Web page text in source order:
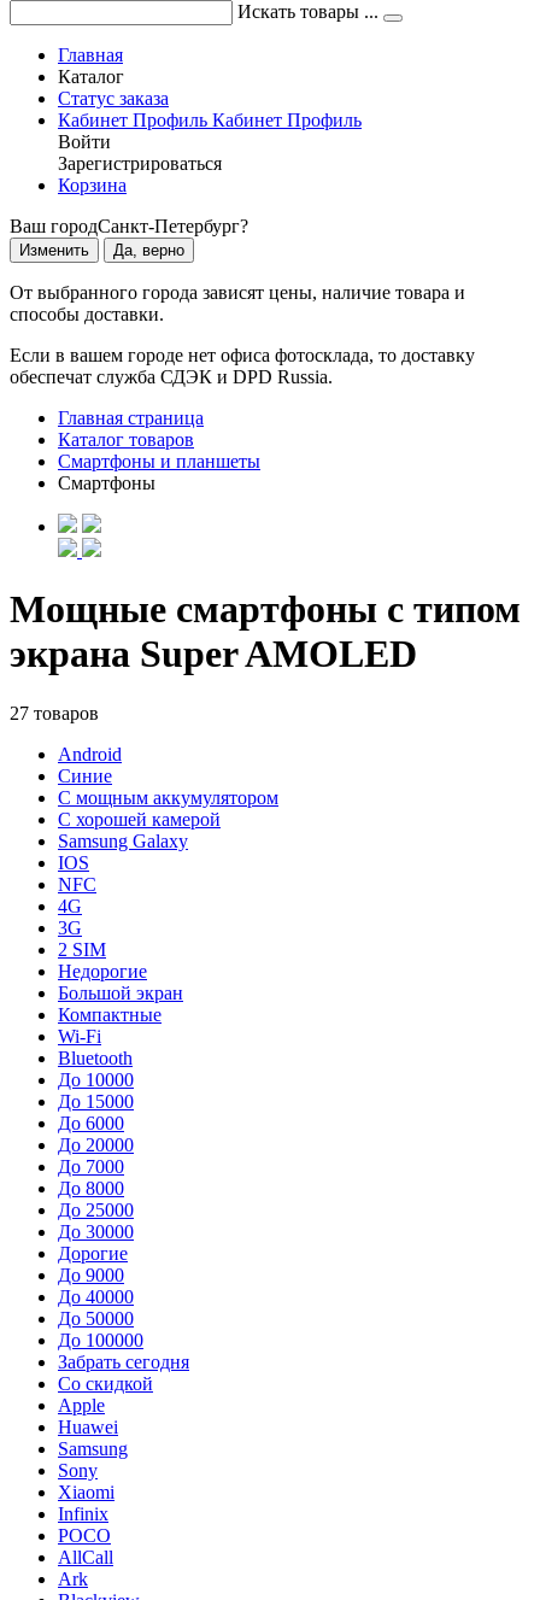
Искать товары ...
Главная
Каталог
Статус заказа
Кабинет Профиль Кабинет Профиль
Войти
Зарегистрироваться
Корзина
Ваш городСанкт-Петербург?
Изменить Да, верно
От выбранного города зависят цены, наличие товара и
способы доставки.
Если в вашем городе нет офиса фотосклада, то доставку
обеспечат служба СДЭК и DPD Russia.
Главная страница
Каталог товаров
Смартфоны и планшеты
Смартфоны
Мощные смартфоны с типом
экрана Super AMOLED
27 товаров
Android
Синие
С мощным аккумулятором
С хорошей камерой
Samsung Galaxy
IOS
NFC
4G
3G
2 SIM
Недорогие
Большой экран
Компактные
Wi-Fi
Bluetooth
До 10000
До 15000
До 6000
До 20000
До 7000
До 8000
До 25000
До 30000
Дорогие
До 9000
До 40000
До 50000
До 100000
Забрать сегодня
Со скидкой
Apple
Huawei
Samsung
Sony
Xiaomi
Infinix
POCO
AllCall
Ark